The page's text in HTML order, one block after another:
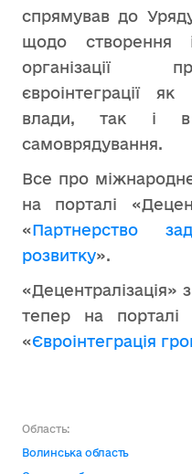
спрямував до
щодо створення
організації
євроінтеграції
влади, так і в
самоврядування.
Все про
на порталі
«Партнерство
розвитку».
«Децентралізація»
тепер на
«Євроінтеграція
Область:
Волинська область